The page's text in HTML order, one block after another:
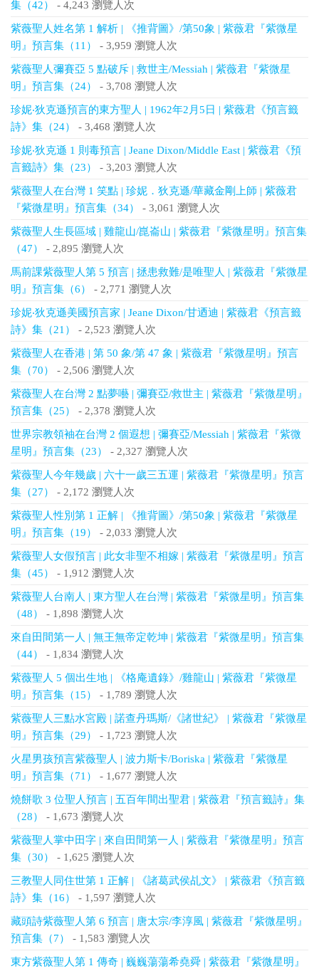
集（42） - 4,243 瀏覽人次
紫薇聖人姓名第 1 解析 | 《推背圖》/第50象 | 紫薇君『紫微星
明』預言集（11）
- 3,959 瀏覽人次
紫薇聖人彌賽亞 5 點破斥 | 救世主/Messiah | 紫薇君『紫微星
明』預言集（24）
- 3,708 瀏覽人次
珍妮‧狄克遜預言的東方聖人 | 1962年2月5日 | 紫薇君《預言籤
詩》集（24）
- 3,468 瀏覽人次
珍妮‧狄克遜 1 則毒預言 | Jeane Dixon/Middle East | 紫薇君《預
言籤詩》集（23）
- 3,203 瀏覽人次
紫薇聖人在台灣 1 笑點 | 珍妮．狄克遜/華藏金剛上師 | 紫薇君
『紫微星明』預言集（34）
- 3,061 瀏覽人次
紫薇聖人生長區域 | 雞龍山/崑崙山 | 紫薇君『紫微星明』預言集
（47）
- 2,895 瀏覽人次
馬前課紫薇聖人第 5 預言 | 拯患救難/是唯聖人 | 紫薇君『紫微星
明』預言集（6）
- 2,771 瀏覽人次
珍妮‧狄克遜美國預言家 | Jeane Dixon/甘迺迪 | 紫薇君《預言籤
詩》集（21）
- 2,523 瀏覽人次
紫薇聖人在香港 | 第 50 象/第 47 象 | 紫薇君『紫微星明』預言
集（70）
- 2,506 瀏覽人次
紫薇聖人在台灣 2 點夢囈 | 彌賽亞/救世主 | 紫薇君『紫微星明』
預言集（25）
- 2,378 瀏覽人次
世界宗教領袖在台灣 2 個遐想 | 彌賽亞/Messiah | 紫薇君『紫微
星明』預言集（23）
- 2,327 瀏覽人次
紫薇聖人今年幾歲 | 六十一歲三五運 | 紫薇君『紫微星明』預言
集（27）
- 2,172 瀏覽人次
紫薇聖人性別第 1 正解 | 《推背圖》/第50象 | 紫薇君『紫微星
明』預言集（19）
- 2,033 瀏覽人次
紫薇聖人女假預言 | 此女非聖不相嫁 | 紫薇君『紫微星明』預言
集（45）
- 1,912 瀏覽人次
紫薇聖人台南人 | 東方聖人在台灣 | 紫薇君『紫微星明』預言集
（48）
- 1,898 瀏覽人次
來自田間第一人 | 無王無帝定乾坤 | 紫薇君『紫微星明』預言集
（44）
- 1,834 瀏覽人次
紫薇聖人 5 個出生地 | 《格庵遺錄》/雞龍山 | 紫薇君『紫微星
明』預言集（15）
- 1,789 瀏覽人次
紫薇聖人三點水宮殿 | 諾查丹瑪斯/《諸世紀》 | 紫薇君『紫微星
明』預言集（29）
- 1,723 瀏覽人次
火星男孩預言紫薇聖人 | 波力斯卡/Boriska | 紫薇君『紫微星
明』預言集（71）
- 1,677 瀏覽人次
燒餅歌 3 位聖人預言 | 五百年間出聖君 | 紫薇君『預言籤詩』集
（28）
- 1,673 瀏覽人次
紫薇聖人掌中田字 | 來自田間第一人 | 紫薇君『紫微星明』預言
集（30）
- 1,625 瀏覽人次
三教聖人同住世第 1 正解 | 《諸葛武侯乩文》 | 紫薇君《預言籤
詩》集（16）
- 1,597 瀏覽人次
藏頭詩紫薇聖人第 6 預言 | 唐太宗/李淳風 | 紫薇君『紫微星明』
預言集（7）
- 1,583 瀏覽人次
東方紫薇聖人第 1 傳奇 | 巍巍蕩蕩希堯舜 | 紫薇君『紫微星明』